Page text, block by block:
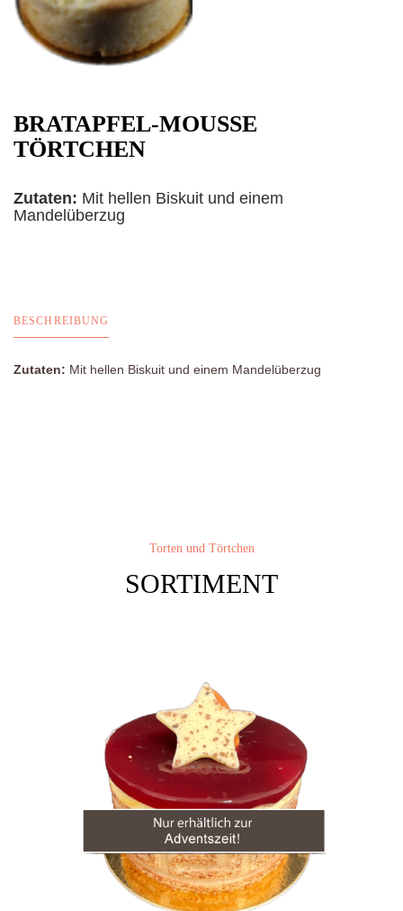
BRATAPFEL-MOUSSE
TÖRTCHEN
Zutaten: Mit hellen Biskuit und einem
Mandelüberzug
BESCHREIBUNG
Zutaten: Mit hellen Biskuit und einem Mandelüberzug
Torten und Törtchen
SORTIMENT